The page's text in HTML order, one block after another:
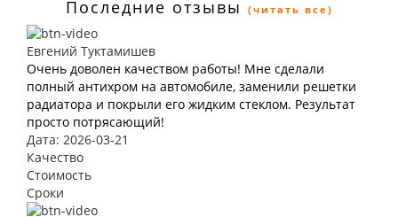
Последние отзывы (читать все)
Евгений Туктамишев
Очень доволен качеством работы! Мне сделали
полный антихром на автомобиле, заменили решетки
радиатора и покрыли его жидким стеклом. Результат
просто потрясающий!
Дата: 2026-03-21
Качество
Стоимость
Сроки